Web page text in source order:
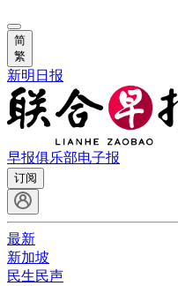
简
繁
新明日报
早报俱乐部电子报
订阅
最新
新加坡
民生民声